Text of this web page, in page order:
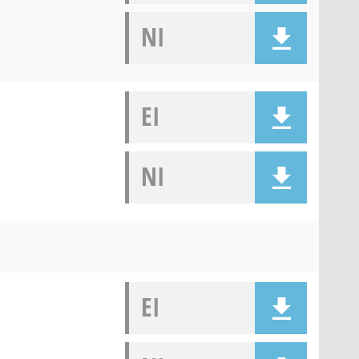
NI
EI
NI
EI